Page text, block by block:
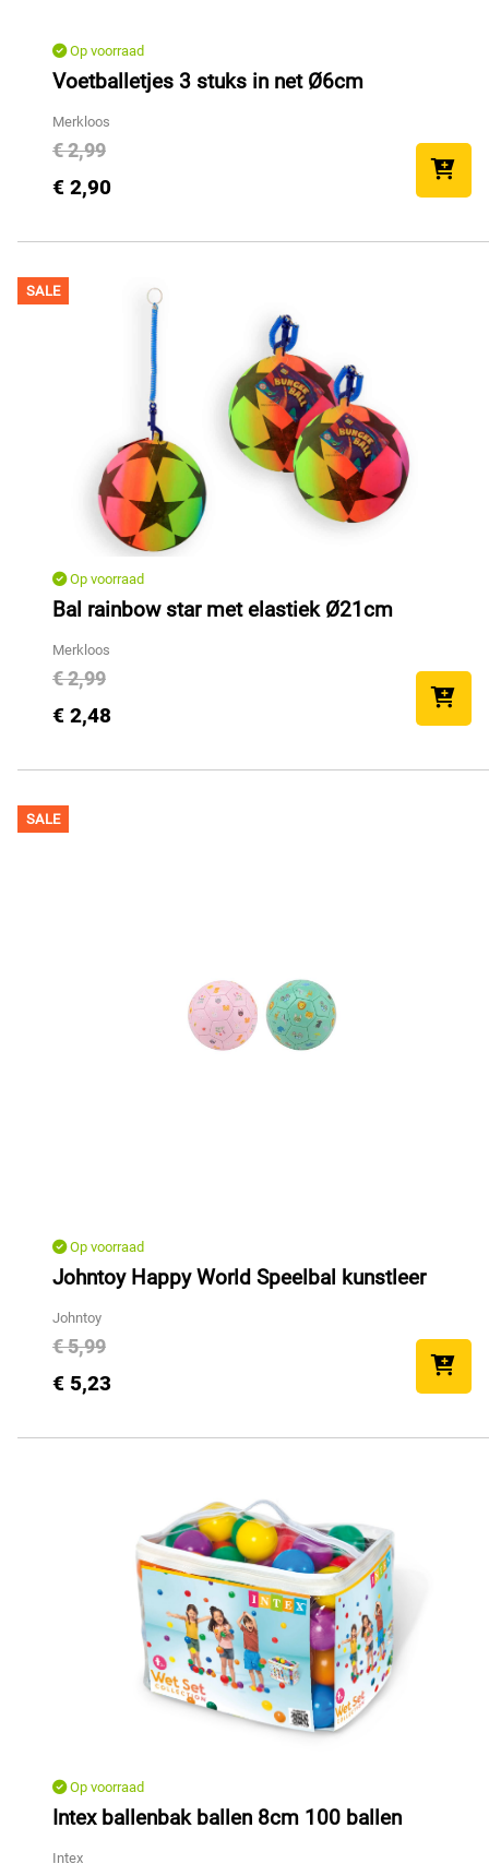
Op voorraad
Voetballetjes 3 stuks in net Ø6cm
Merkloos
€ 2,99
€ 2,90
SALE
Op voorraad
Bal rainbow star met elastiek Ø21cm
Merkloos
€ 2,99
€ 2,48
SALE
Op voorraad
Johntoy Happy World Speelbal kunstleer
Johntoy
€ 5,99
€ 5,23
Op voorraad
Intex ballenbak ballen 8cm 100 ballen
Intex